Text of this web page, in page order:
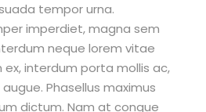
tempor urna.
imperdiet, magna sem
neque lorem vitae
ex, interdum porta mollis ac,
Phasellus maximus
dictum. Nam at congue